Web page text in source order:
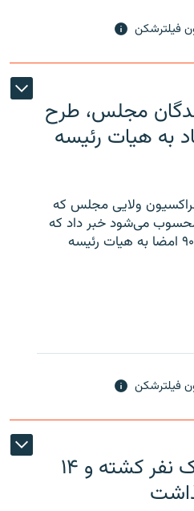
فیلترشکن
مجلس، طرح
به هیات رئیسه
ولایی مجلس که
محسوب می‌شود خبر داد که
طرح استیضاح وزیر اقتصاد با ۹۰ امضا به هیات رئیسه
فیلترشکن
تیراندازی در تورنتو یک نفر کشته و ۱۴